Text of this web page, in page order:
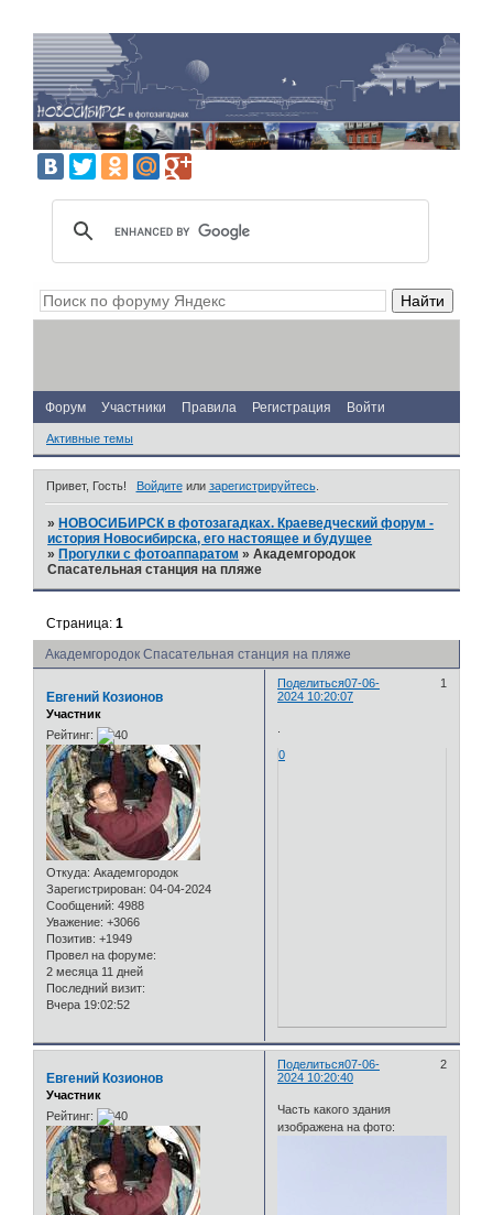
Форум Участники Правила Регистрация Войти
Активные темы
Привет, Гость! Войдитеили зарегистрируйтесь.
» НОВОСИБИРСК в фотозагадках. Краеведческий форум -
история Новосибирска, его настоящее и будущее
» Прогулки с фотоаппаратом »Академгородок
Спасательная станция на пляже
Академгородок Спасательная станция на пляже
Страница:1
Поделиться 1
07-06-
2024 10:20:07
Евгений Козионов
Участник
Рейтинг:
Откуда: Академгородок
Зарегистрирован: 04-04-2024
Сообщений: 4988
Уважение: +3066
Позитив: +1949
Провел на форуме:
2 месяца 11 дней
Последний визит:
Вчера 19:02:52
0
Поделиться 2
07-06-
2024 10:20:40
Евгений Козионов
Участник
Рейтинг:
Часть какого здания
изображена на фото: